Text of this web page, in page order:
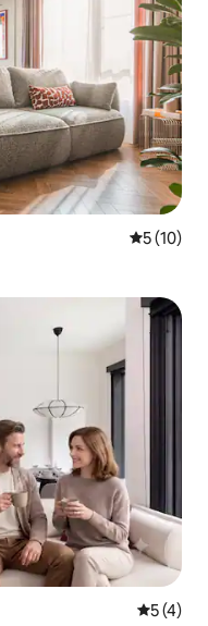
Vidutinis
5 (10)
Vidutinis
5 (4)